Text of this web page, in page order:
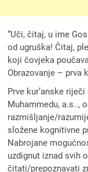
“Uči, čitaj, u ime
od ugruška! Čitaj,
koji čovjeka
Obrazovanje – prva
Prve kur’anske
Muhammedu, a.s..,
razmišljanje/
složene kognitivne
Nabrojane
uzdignut iznad svih
čitati/prepoznavati